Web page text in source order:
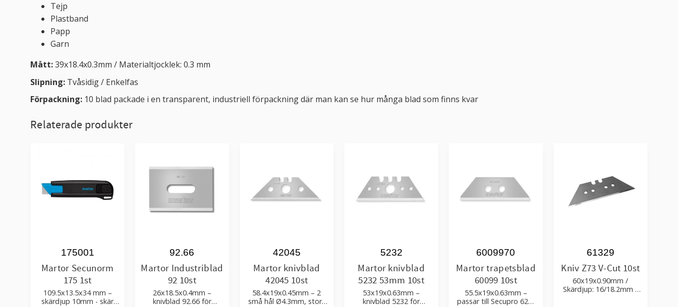
Tejp
Plastband
Papp
Garn
Mått:39x18.4x0.3mm / Materialtjocklek: 0.3 mm
Slipning: Tvåsidig / Enkelfas
Förpackning: 10 blad packade i en transparent, industriell förpackning där man kan se hur många blad som finns kvar
Relaterade produkter
Martor Secunorm
175 1st
109.5x13.5x34 mm –
skärdjup 10mm - skär
175001
Martor Industriblad
92 10st
26x18.5x0.4mm –
knivblad 92.66 för
92.66
Martor knivblad
42045 10st
58.4x19x0.45mm – 2
små hål Ø4.3mm, stort
42045
Martor knivblad
5232 53mm 10st
53x19x0.63mm –
knivblad 5232 för
5232
Martor trapetsblad
60099 10st
55.5x19x0.63mm –
passar till Secupro 625,
6009970
Kniv Z73 V-Cut 10st
60x19x0.90mm /
Skärdjup: 16/18.2mm /
61329